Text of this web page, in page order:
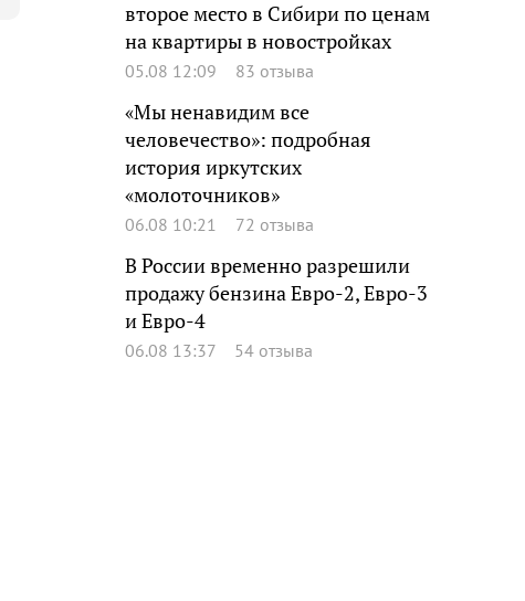
второе место в Сибири по ценам
на квартиры в новостройках
05.08 12:09 83 отзыва
«Мы ненавидим все
человечество»: подробная
история иркутских
«молоточников»
06.08 10:21 72 отзыва
В России временно разрешили
продажу бензина Евро-2, Евро-3
и Евро-4
06.08 13:37 54 отзыва